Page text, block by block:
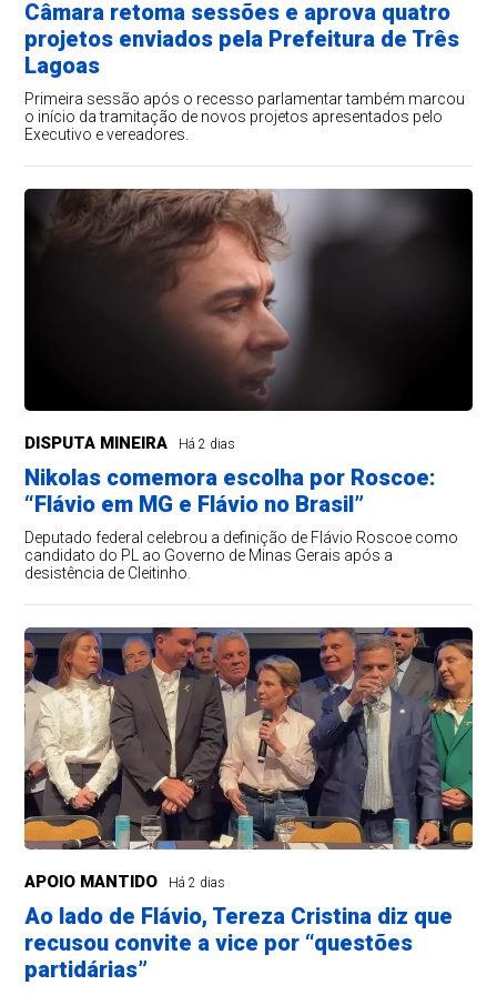
Câmara retoma sessões e aprova quatro
projetos enviados pela Prefeitura de Três
Lagoas
Primeira sessão após o recesso parlamentar também marcou
o início da tramitação de novos projetos apresentados pelo
Executivo e vereadores.
DISPUTA MINEIRA Há 2 dias
Nikolas comemora escolha por Roscoe:
“Flávio em MG e Flávio no Brasil”
Deputado federal celebrou a definição de Flávio Roscoe como
candidato do PL ao Governo de Minas Gerais após a
desistência de Cleitinho.
APOIO MANTIDO Há 2 dias
Ao lado de Flávio, Tereza Cristina diz que
recusou convite a vice por “questões
partidárias”